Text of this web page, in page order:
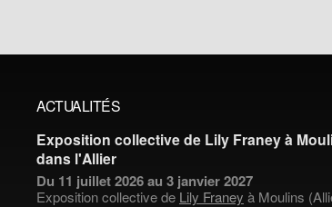
ACTUALITÉS
Exposition collective de Lily Franey à
dans l'Allier
Du 11 juillet 2026 au 3 janvier 2027
Exposition collective de Lily Franey à Moulins